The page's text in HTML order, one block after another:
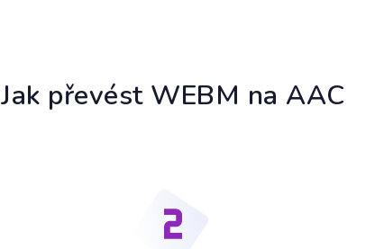
Jak převést WEBM na AAC